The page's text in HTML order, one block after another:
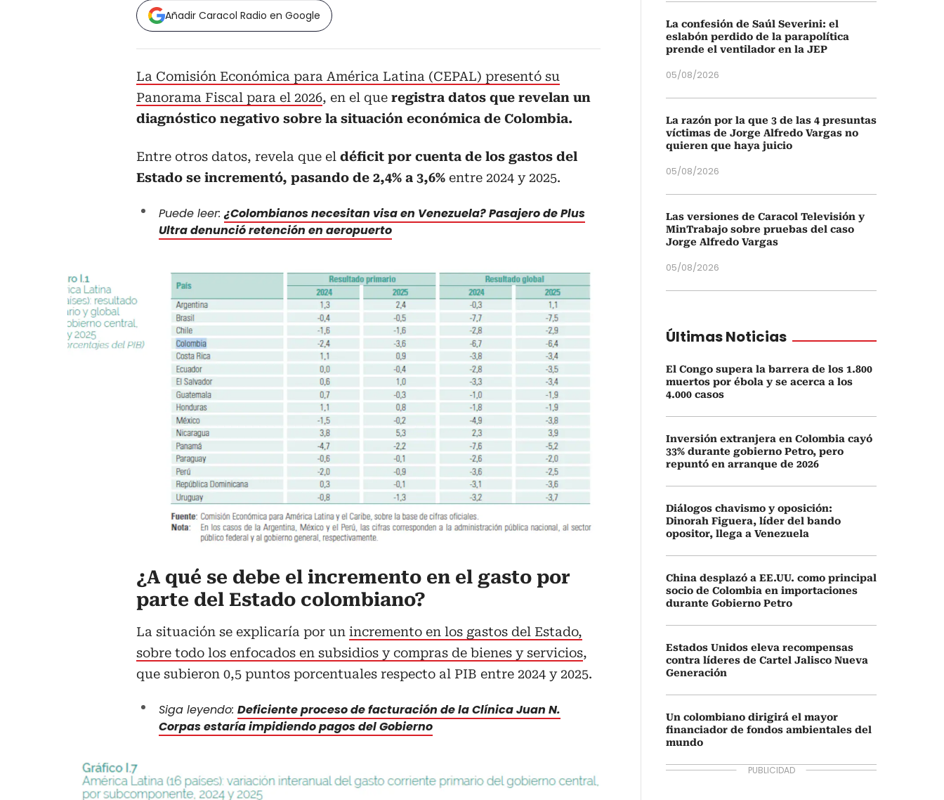
Añadir Caracol Radio en Google
La Comisión Económica para América Latina (CEPAL) presentó su
Panorama Fiscal para el 2026, en el que registra datos que revelan un
diagnóstico negativo sobre la situación económica de Colombia.
Entre otros datos, revela que el déficit por cuenta de los gastos del
Estado se incrementó, pasando de 2,4% a 3,6% entre 2024 y 2025.
Puede leer:¿Colombianos necesitan visa en Venezuela? Pasajero de Plus
Ultra denunció retención en aeropuerto
¿A qué se debe el incremento en el gasto por
parte del Estado colombiano?
La situación se explicaría por un incremento en los gastos del Estado,
sobre todo los enfocados en subsidios y compras de bienes y servicios,
que subieron 0,5 puntos porcentuales respecto al PIB entre 2024 y 2025.
Siga leyendo: Deficiente proceso de facturación de la Clínica Juan N.
Corpas estaría impidiendo pagos del Gobierno
La confesión de Saúl Severini: el
eslabón perdido de la parapolítica
prende el ventilador en la JEP
05/08/2026
La razón por la que 3 de las 4 presuntas
víctimas de Jorge Alfredo Vargas no
quieren que haya juicio
05/08/2026
Las versiones de Caracol Televisión y
MinTrabajo sobre pruebas del caso
Jorge Alfredo Vargas
05/08/2026
Últimas Noticias
El Congo supera la barrera de los 1.800
muertos por ébola y se acerca a los
4.000 casos
Inversión extranjera en Colombia cayó
33% durante gobierno Petro, pero
repuntó en arranque de 2026
Diálogos chavismo y oposición:
Dinorah Figuera, líder del bando
opositor, llega a Venezuela
China desplazó a EE.UU. como principal
socio de Colombia en importaciones
durante Gobierno Petro
Estados Unidos eleva recompensas
contra líderes de Cartel Jalisco Nueva
Generación
Un colombiano dirigirá el mayor
financiador de fondos ambientales del
mundo